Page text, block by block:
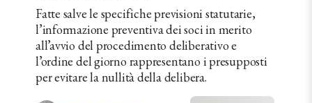
Fatte salve le specifiche previsioni statutarie,
l’informazione preventiva dei soci in merito
all’avvio del procedimento deliberativo e
l’ordine del giorno rappresentano i presupposti
per evitare la nullità della delibera.